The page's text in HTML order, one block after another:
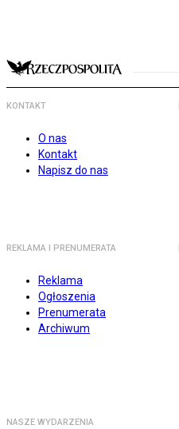
KONTAKT
O nas
Kontakt
Napisz do nas
REKLAMA I PRENUMERATA
Reklama
Ogłoszenia
Prenumerata
Archiwum
NASZE WYDARZENIA